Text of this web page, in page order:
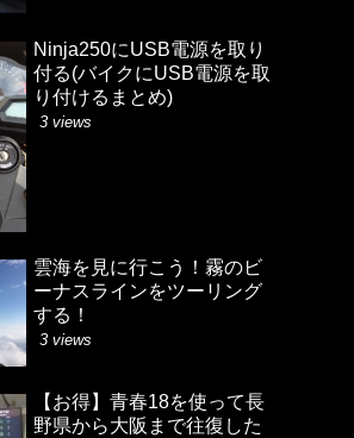
Ninja250にUSB電源を取り
付る(バイクにUSB電源を取
り付けるまとめ)
3 views
雲海を見に行こう！霧のビ
ーナスラインをツーリング
する！
3 views
【お得】青春18を使って長
野県から大阪まで往復した